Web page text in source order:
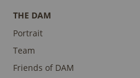
THE DAM
Portrait
Team
Friends of DAM